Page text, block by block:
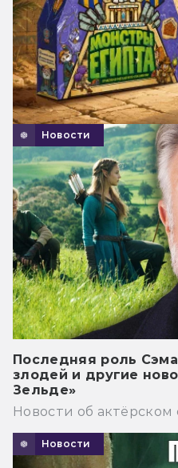
Новости
Последняя роль
злодей и другие
Зельде»
Новости об актёрском
Новости